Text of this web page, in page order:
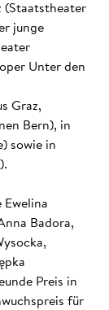
(Staatstheater
junge
Unter den
Graz,
Bern), in
sowie in
Ewelina
Badora,
Preis in
für